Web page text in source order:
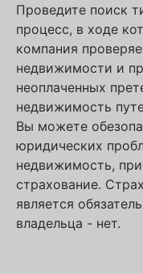
Проведите поиск
процесс, в ходе
компания
недвижимости и
неоплаченных
недвижимость
Вы можете
юридических
недвижимость,
страхование.
является
владельца - нет.